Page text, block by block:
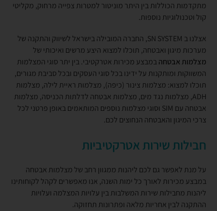
מתקדמות הכוללות בין היתר מוניטור למטרות צפייה מרחוק, מקליטי
קול וטכנולוגיות נוספות.
אצלנו ב SN SYSTEM, החברה המובילה בישראל לשיווק והתקנה של
מערכות מיגון ואבטחה, תוכלו למצוא היצע מרשים ואיכותי של
מצלמות אבטחהבמבצע מכירות אטרקטיבי. בין יתר סוגי המצלמות
המשווקות ומותקנות על ידינו בכל סוגי העסקים ובכל סביבת מגורים,
תוכלו למצוא: מצלמות צינור (כיפה), מצלמות ראיית לילה, מצלמות
ADH, מצלמות נגד מים, מצלמות אבטחה לדלתות הכניסה, מצלמות
אבטחה עם SIM וסוגי מצלמות נוספים המותאמים באופן פרטני לכל
צרכי המיגון והאבטחה הנחוצים לכם.
חבילות שירות אטרקטיביות
על מנת לאפשר גם לכם ליהנות ממגוון רחב של מצלמות אבטחה
במבצע מכירות לאורך כל ימות השנה, אנו מאפשרים לקהל לקוחותינו
ליהנות מחבילות שירות המשלבות בין עלויות המצלמה ועלויות
ההתקנה לבין אחריות מלאה ופתרונות תחזוקה.